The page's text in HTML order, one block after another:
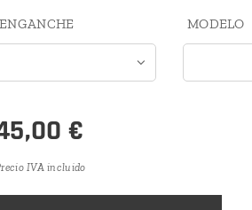
ENGANCHE MODELO
€
IVA incluido